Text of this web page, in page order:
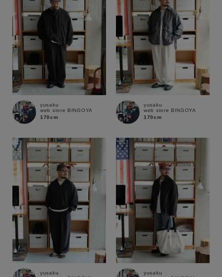
yusaku
web store BINGOYA
170cm
yusaku
web store BINGOYA
170cm
yusaku
yusaku